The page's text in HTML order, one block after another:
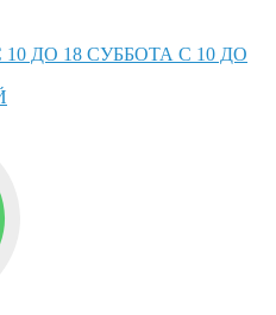
ДО 18 СУББОТА С 10 ДО